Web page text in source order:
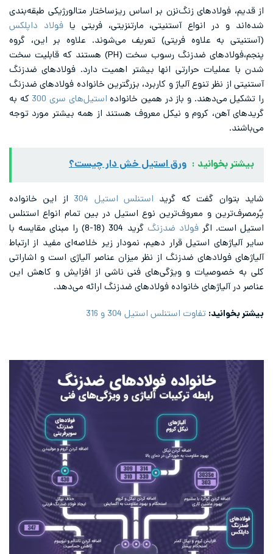
از قدیم، فولادهای زنگ‌نزن بر اساس ریزساختار متالورژیکی طبقه‌بندی
شده‌اند و در انواع آستنیتی، مارتنزیتی، فریتی یافولاد داپلکس
(آستنیتی به علاوه فریتی) تعریف می‌شوند. علاوه بر این، گروه
پنجم،فولادهای ضدزنگ رسوب سخت (PH) هستند که قابلیت سخت
شدن با عملیات حرارتی انها بیشتر اهمیت دارد. فولادهای ضدزنگ
آستنیتی از نظر تنوع آلیاژ و کاربرد، بزرگترین خانواده فولادهای ضدزنگ
را تشکیل می‌دهند. و باز در همین خانواده استیل‌های سری 300
که به
گریدهای آهن، کروم و نیکل معروف هستند از همه بیشتر مورد توجه
می‌باشند.
بیشتر بخوانید : ورق استیل خش دار چیست؟
شاید بتوان گفت که گرید استنلس استیل 304
از این خانواده
پُرمصرف‌ترین و معروف‌ترین نوع استیل در بین تمام انواع استنلس
استیل است. اگرفولاد ضدزنگ
گرید 304 (18-8) را مبنای مقایسه با
سایر آلیاژهای استیل قرار دهیم، نمودار زیر خلاصه‌ای مفید از ارتباط
آلیاژهای فولادهای ضدزنگ از نظر میزان عناصر آلیاژی است و اشاراتی
کلی به خصوصیات و ویژگی‌های فنی ناشی از افزایش و کاهش این
عناصر در آلیاژهای خانواده فولادهای ضدزنگ ارائه می‌دهد.
بیشتر بخوانید: تفاوت استنلس استیل 304 و 316